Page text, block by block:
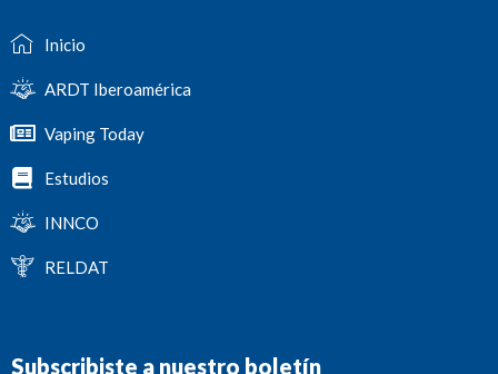
Inicio
ARDT Iberoamérica
Vaping Today
Estudios
INNCO
RELDAT
Subscribiste a nuestro boletín